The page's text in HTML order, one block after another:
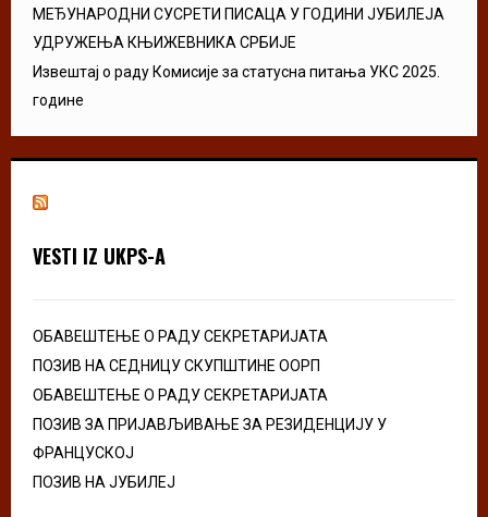
МЕЂУНАРОДНИ СУСРЕТИ ПИСАЦА У ГОДИНИ ЈУБИЛЕЈА
УДРУЖЕЊА КЊИЖЕВНИКА СРБИЈЕ
Извештај о раду Комисије за статусна питања УКС 2025.
године
VESTI IZ UKPS-A
ОБАВЕШТЕЊЕ О РАДУ СЕКРЕТАРИЈАТА
ПОЗИВ НА СЕДНИЦУ СКУПШТИНЕ ООРП
ОБАВЕШТЕЊЕ О РАДУ СЕКРЕТАРИЈАТА
ПОЗИВ ЗА ПРИЈАВЉИВАЊЕ ЗА РЕЗИДЕНЦИЈУ У
ФРАНЦУСКОЈ
ПОЗИВ НА ЈУБИЛЕЈ